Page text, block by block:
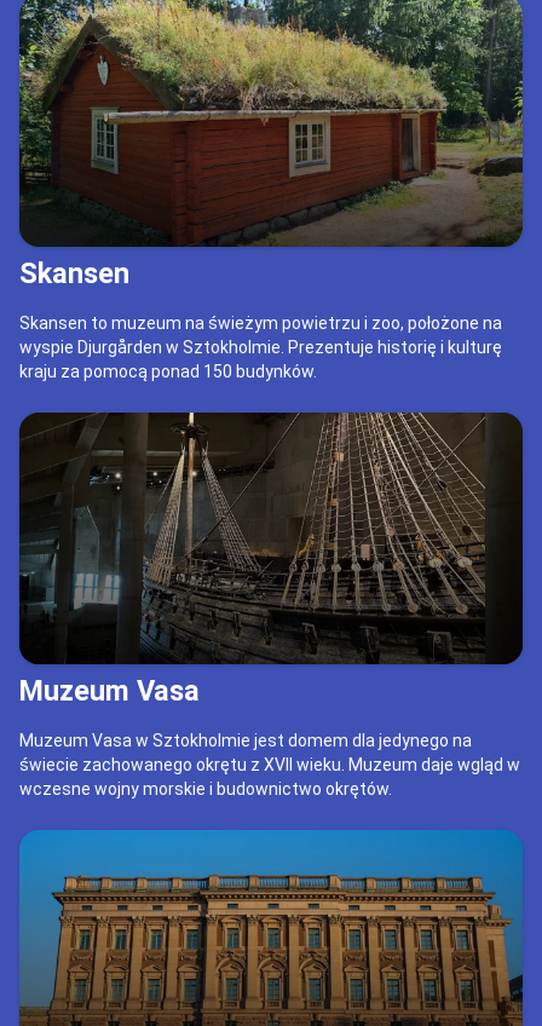
Skansen
Skansen to muzeum na świeżym powietrzu i zoo, położone na
wyspie Djurgården w Sztokholmie. Prezentuje historię i kulturę
kraju za pomocą ponad 150 budynków.
Muzeum Vasa
Muzeum Vasa w Sztokholmie jest domem dla jedynego na
świecie zachowanego okrętu z XVII wieku. Muzeum daje wgląd w
wczesne wojny morskie i budownictwo okrętów.